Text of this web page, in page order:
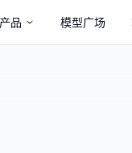
品 模型广场